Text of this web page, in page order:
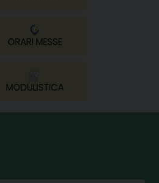
ORARI MESSE
MODULISTICA